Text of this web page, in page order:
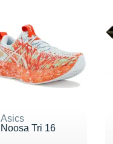
Asics
Noosa Tri 16